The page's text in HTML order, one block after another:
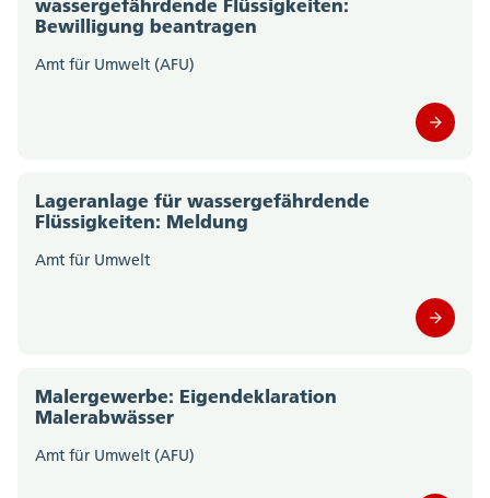
Amt für Wald, Jagd und Fischerei (0)
Amt für Wirtschaft und Arbeit (0)
(0)
Departementssekretariat (0)
Motorfahrzeugkontrolle (0)
wassergefährdende Flüssigkeiten:
Bewilligung beantragen
Amt für Umwelt (AFU)
Lageranlage für wassergefährdende
Flüssigkeiten: Meldung
Amt für Umwelt
Malergewerbe: Eigendeklaration
Malerabwässer
Amt für Umwelt (AFU)